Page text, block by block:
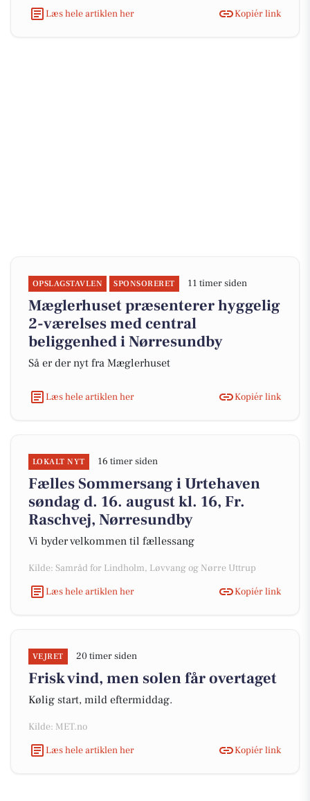
Læs hele artiklen her
Kopiér link
OPSLAGSTAVLEN SPONSORERET 11 timer siden
Mæglerhuset præsenterer hyggelig
2-værelses med central
beliggenhed i Nørresundby
Så er der nyt fra Mæglerhuset
Læs hele artiklen her Kopiér link
LOKALT NYT 16 timer siden
Fælles Sommersang i Urtehaven
søndag d. 16. august kl. 16, Fr.
Raschvej, Nørresundby
Vi byder velkommen til fællessang
Kilde: Samråd for Lindholm, Løvvang og Nørre Uttrup
Læs hele artiklen her
Kopiér link
VEJRET 20 timer siden
Frisk vind, men solen får overtaget
Kølig start, mild eftermiddag.
Kilde: MET.no
Læs hele artiklen her
Kopiér link